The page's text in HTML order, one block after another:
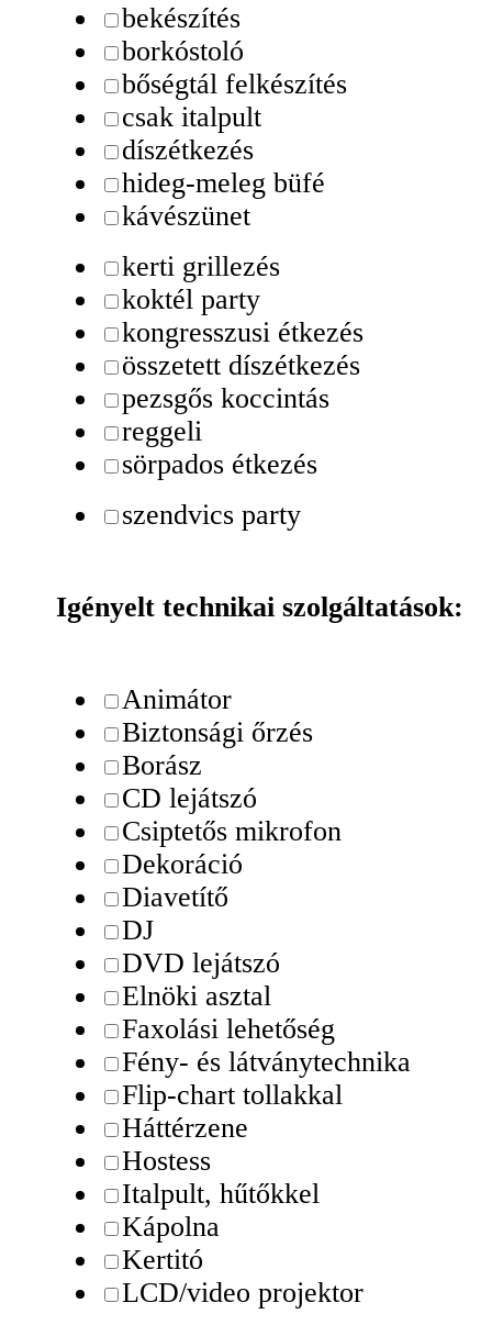
bekészítés
borkóstoló
bőségtál felkészítés
csak italpult
díszétkezés
hideg-meleg büfé
kávészünet
kerti grillezés
koktél party
kongresszusi étkezés
összetett díszétkezés
pezsgős koccintás
reggeli
sörpados étkezés
szendvics party
Igényelt technikai szolgáltatások:
Animátor
Biztonsági őrzés
Borász
CD lejátszó
Csiptetős mikrofon
Dekoráció
Diavetítő
DJ
DVD lejátszó
Elnöki asztal
Faxolási lehetőség
Fény- és látványtechnika
Flip-chart tollakkal
Háttérzene
Hostess
Italpult, hűtőkkel
Kápolna
Kertitó
LCD/video projektor